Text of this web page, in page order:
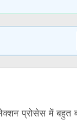
प्रोसेस में बहुत